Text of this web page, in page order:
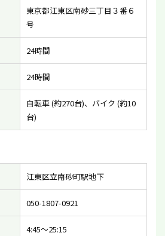
東京都江東区南砂三丁目３番６
号
24時間
24時間
自転車 (約270台)、バイク (約10
台)
江東区立南砂町駅地下
050-1807-0921
4:45〜25:15